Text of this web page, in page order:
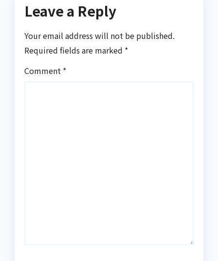
Leave a Reply
Your email address will not be published.
Required fields are marked *
Comment *